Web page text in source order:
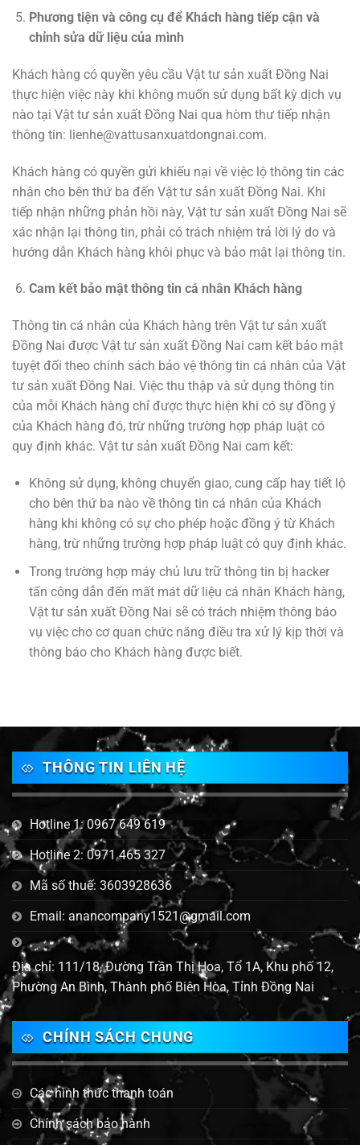
Phương tiện và công cụ để Khách hàng tiếp cận và
chỉnh sửa dữ liệu của mình
Khách hàng có quyền yêu cầu Vật tư sản xuất Đồng Nai
thực hiện việc này khi không muốn sử dụng bất kỳ dịch vụ
nào tại Vật tư sản xuất Đồng Nai qua hòm thư tiếp nhận
thông tin: lienhe@vattusanxuatdongnai.com.
Khách hàng có quyền gửi khiếu nại về việc lộ thông tin các
nhân cho bên thứ ba đến Vật tư sản xuất Đồng Nai. Khi
tiếp nhận những phản hồi này, Vật tư sản xuất Đồng Nai sẽ
xác nhận lại thông tin, phải có trách nhiệm trả lời lý do và
hướng dẫn Khách hàng khôi phục và bảo mật lại thông tin.
Cam kết bảo mật thông tin cá nhân Khách hàng
Thông tin cá nhân của Khách hàng trên Vật tư sản xuất
Đồng Nai được Vật tư sản xuất Đồng Nai cam kết bảo mật
tuyệt đối theo chính sách bảo vệ thông tin cá nhân của Vật
tư sản xuất Đồng Nai. Việc thu thập và sử dụng thông tin
của mỗi Khách hàng chỉ được thực hiện khi có sự đồng ý
của Khách hàng đó, trừ những trường hợp pháp luật có
quy định khác. Vật tư sản xuất Đồng Nai cam kết:
Không sử dụng, không chuyển giao, cung cấp hay tiết lộ
cho bên thứ ba nào về thông tin cá nhân của Khách
hàng khi không có sự cho phép hoặc đồng ý từ Khách
hàng, trừ những trường hợp pháp luật có quy định khác.
Trong trường hợp máy chủ lưu trữ thông tin bị hacker
tấn công dẫn đến mất mát dữ liệu cá nhân Khách hàng,
Vật tư sản xuất Đồng Nai sẽ có trách nhiệm thông báo
vụ việc cho cơ quan chức năng điều tra xử lý kịp thời và
thông báo cho Khách hàng được biết.
THÔNG TIN LIÊN HỆ
Hotline 1: 0967 649 619
Hotline 2: 0971 465 327
Mã số thuế: 3603928636
Email: anancompany1521@gmail.com
Địa chỉ: 111/18, Đường Trần Thị Hoa, Tổ 1A, Khu phố 12,
Phường An Bình, Thành phố Biên Hòa, Tỉnh Đồng Nai
CHÍNH SÁCH CHUNG
Các hình thức thanh toán
Chính sách bảo hành